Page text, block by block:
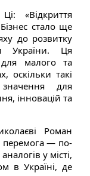
Ці: «Відкриття
стало ще
до розвитку
України. Ця
для малого та
оскільки такі
для
інновацій та
Роман
перемога — по-
у місті,
в Україні, де